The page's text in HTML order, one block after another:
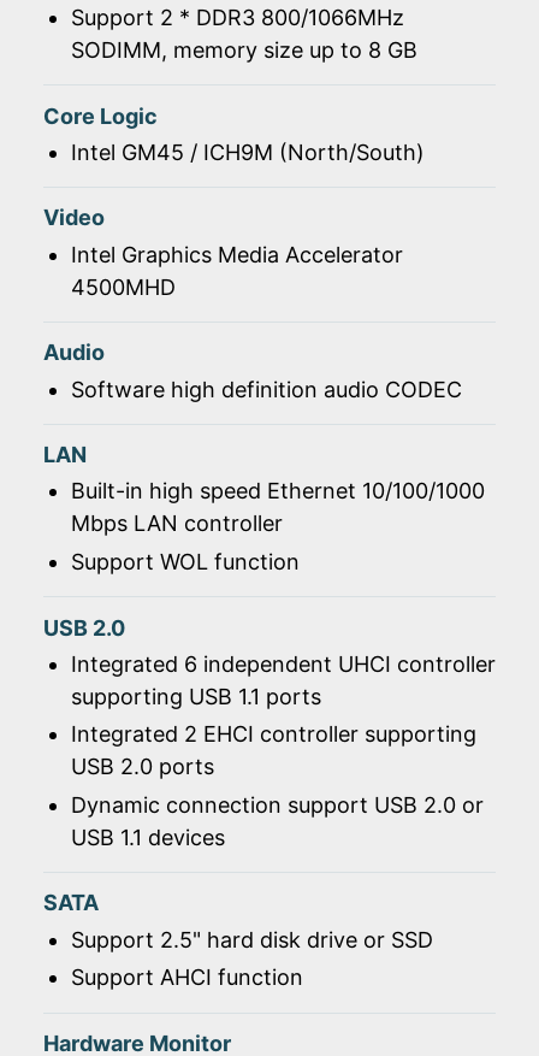
Support 2 * DDR3 800/1066MHz
SODIMM, memory size up to 8 GB
Core Logic
Intel GM45 / ICH9M (North/South)
Video
Intel Graphics Media Accelerator
4500MHD
Audio
Software high definition audio CODEC
LAN
Built-in high speed Ethernet 10/100/1000
Mbps LAN controller
Support WOL function
USB 2.0
Integrated 6 independent UHCI controller
supporting USB 1.1 ports
Integrated 2 EHCI controller supporting
USB 2.0 ports
Dynamic connection support USB 2.0 or
USB 1.1 devices
SATA
Support 2.5" hard disk drive or SSD
Support AHCI function
Hardware Monitor